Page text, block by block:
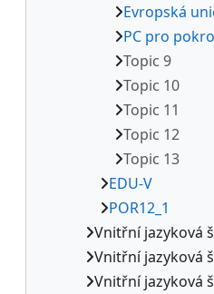
Evropská
PC pro
Topic 9
Topic 10
Topic 11
Topic 12
Topic 13
EDU-V
POR12_1
Vnitřní jazyková
Vnitřní jazyková
Vnitřní jazyková